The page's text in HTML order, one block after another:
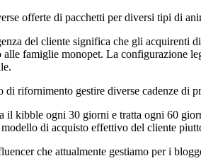
offerte di pacchetti per diversi tipi di
del cliente significa che gli acquirenti
alle famiglie monopet. La configurazione
rifornimento gestire diverse cadenze di
il kibble ogni 30 giorni e tratta ogni 60
di acquisto effettivo del cliente
che attualmente gestiamo per i